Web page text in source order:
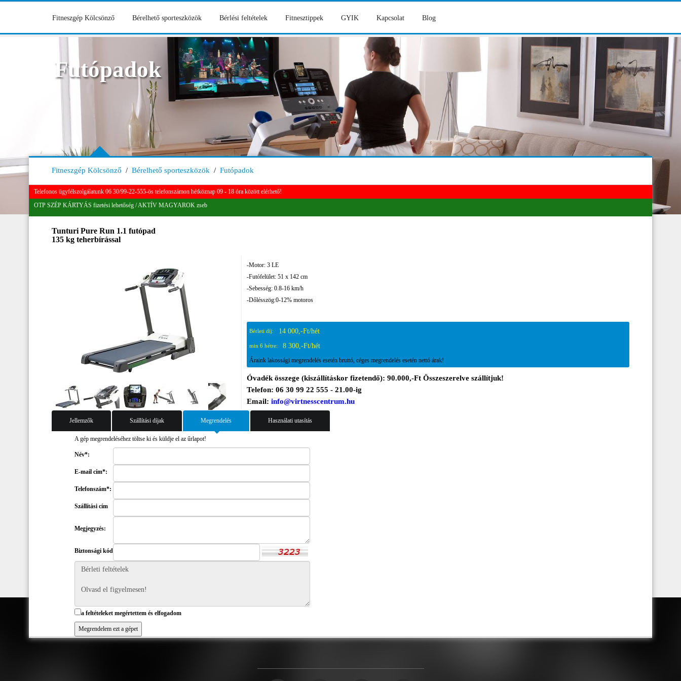
Fitneszgép Kölcsönző Bérelhető sporteszközök Bérlési feltételek Fitnesztippek GYIK Kapcsolat Blog
Futópadok
Fitneszgép Kölcsönző / Bérelhető sporteszközök / Futópadok
Telefonos ügyfélszolgálatunk 06 30/99-22-555-ös telefonszámon hétköznap 09 - 18 óra között elérhető!
OTP SZÉP KÁRTYÁS fizetési lehetőség / AKTÍV MAGYAROK zseb
Tunturi Pure Run 1.1 futópad
135 kg teherbírással
-Motor: 3 LE
-Futófelület: 51 x 142 cm
-Sebesség: 0.8-16 km/h
-Dőlésszög:0-12% motoros
Bérleti díj: 14 000,-Ft/hét
min 6 hétre: 8 300,-Ft/hét
Áraink lakossági megrendelés esetén bruttó, céges megrendelés esetén nettó árak!
Óvadék összege (kiszállításkor fizetendő): 90.000,-Ft Összeszerelve szállítjuk!
Telefon: 06 30 99 22 555 - 21.00-ig
Email: info@virtnesscentrum.hu
Jellemzők Szállítási díjak Megrendelés Használati utasítás
A gép megrendeléséhez töltse ki és küldje el az űrlapot!
Név*:
E-mail cím*:
Telefonszám*:
Szállítási cím
Megjegyzés:
Biztonsági kód
a feltételeket megértettem és elfogadom